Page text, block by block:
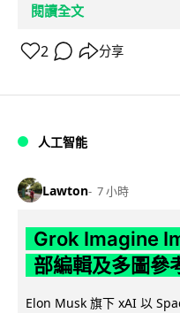
閱讀全文
2 分享
人工智能
Lawton 7 小時
Grok Imagine
部編輯及多圖參
Elon Musk 旗下 xAI 以